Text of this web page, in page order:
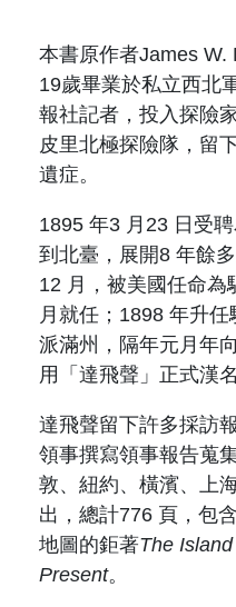
訂閱電子報
徵稿說明
期刊查詢
本書原作者James W.
19歲畢業於私立西北
報社記者，投入探險
皮里北極探險隊，留
遺症。
1895 年3 月 23 日受
到北臺，展開8 年餘
12 月，被美國任命
月就任； 1898 年升任
派滿州，隔年元月年
用「達飛聲」正式漢名
達飛聲留下許多採訪
領事撰寫領事報告蒐
敦、紐約、橫濱、上
出，總計776 頁，包
地圖的鉅著The
Present。